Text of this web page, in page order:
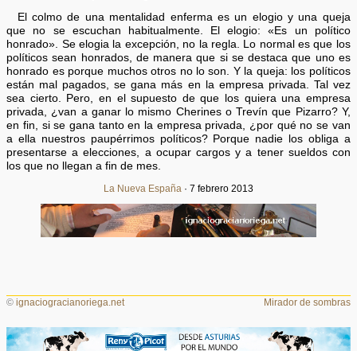
El colmo de una mentalidad enferma es un elogio y una queja
que no se escuchan habitualmente. El elogio: «Es un político
honrado». Se elogia la excepción, no la regla. Lo normal es que los
políticos sean honrados, de manera que si se destaca que uno es
honrado es porque muchos otros no lo son. Y la queja: los políticos
están mal pagados, se gana más en la empresa privada. Tal vez
sea cierto. Pero, en el supuesto de que los quiera una empresa
privada, ¿van a ganar lo mismo Cherines o Trevín que Pizarro? Y,
en fin, si se gana tanto en la empresa privada, ¿por qué no se van
a ella nuestros paupérrimos políticos? Porque nadie los obliga a
presentarse a elecciones, a ocupar cargos y a tener sueldos con
los que no llegan a fin de mes.
La Nueva España · 7 febrero 2013
©ignaciogracianoriega.net Mirador de sombras